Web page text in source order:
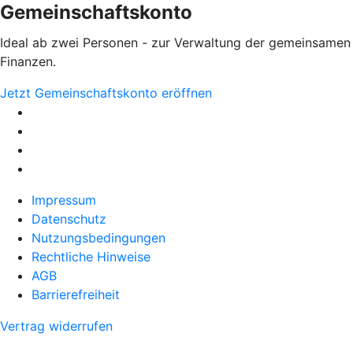
Gemeinschaftskonto
Ideal ab zwei Personen - zur Verwaltung der gemeinsamen
Finanzen.
Jetzt Gemeinschaftskonto eröffnen
Impressum
Datenschutz
Nutzungsbedingungen
Rechtliche Hinweise
AGB
Barrierefreiheit
Vertrag widerrufen